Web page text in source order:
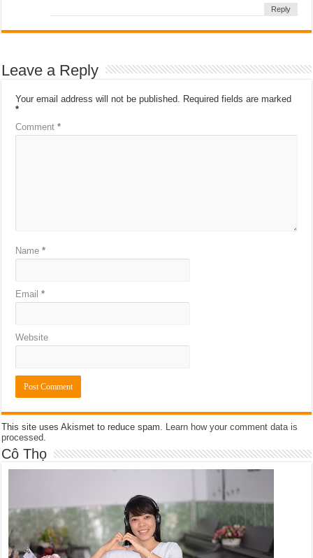
Reply
Leave a Reply
Your email address will not be published.
Required fields are marked
*
Comment*
Name*
Email*
Website
This site uses Akismet to reduce spam.
Learn how your comment data is
processed
Cô Thọ